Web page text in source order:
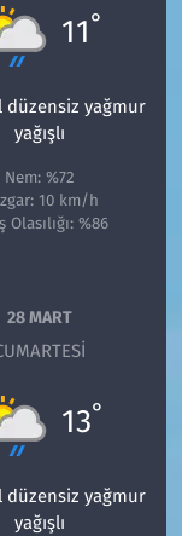
11°
düzensiz yağmur
yağışlı
Nem: %72
10 km/h
Olasılığı: %86
28 MART
13°
düzensiz yağmur
yağışlı